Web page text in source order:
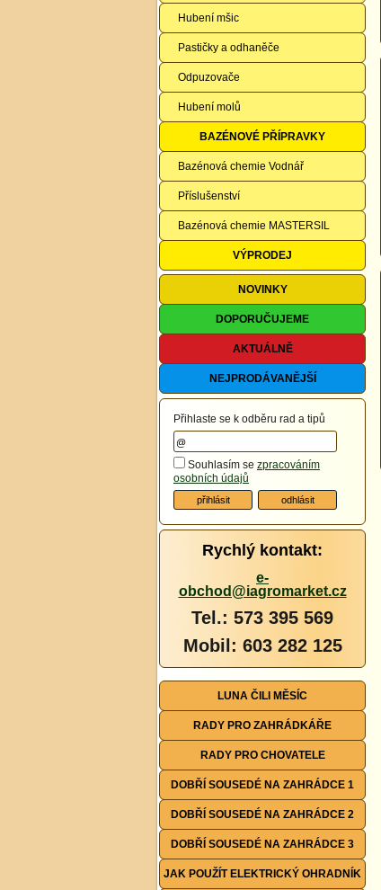
Hubení mšic
Pastičky a odhaněče
Odpuzovače
Hubení molů
BAZÉNOVÉ PŘÍPRAVKY
Bazénová chemie Vodnář
Příslušenství
Bazénová chemie MASTERSIL
VÝPRODEJ
NOVINKY
DOPORUČUJEME
AKTUÁLNĚ
NEJPRODÁVANĚJŠÍ
Přihlaste se k odběru rad a tipů
Souhlasím se zpracováním
osobních údajů
Rychlý kontakt:
e-
obchod@iagromarket.cz
Tel.: 573 395 569
Mobil: 603 282 125
LUNA ČILI MĚSÍC
RADY PRO ZAHRÁDKÁŘE
RADY PRO CHOVATELE
DOBŘÍ SOUSEDÉ NA ZAHRÁDCE 1
DOBŘÍ SOUSEDÉ NA ZAHRÁDCE 2
DOBŘÍ SOUSEDÉ NA ZAHRÁDCE 3
JAK POUŽÍT ELEKTRICKÝ OHRADNÍK